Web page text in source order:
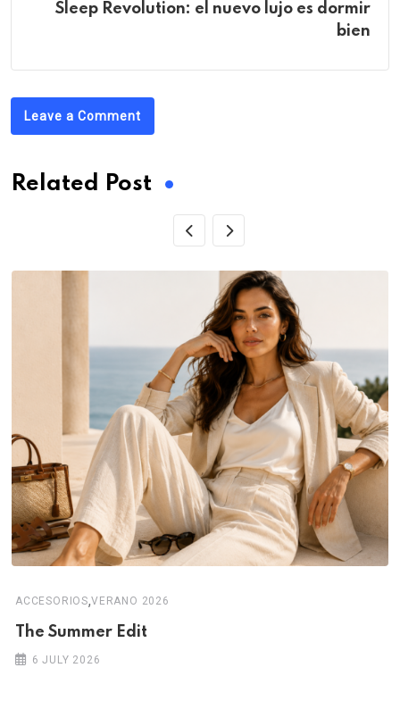
Sleep Revolution: el nuevo lujo es dormir
bien
Leave a Comment
Related Post
ACCESORIOS,VERANO 2026
The Summer Edit
6 JULY 2026